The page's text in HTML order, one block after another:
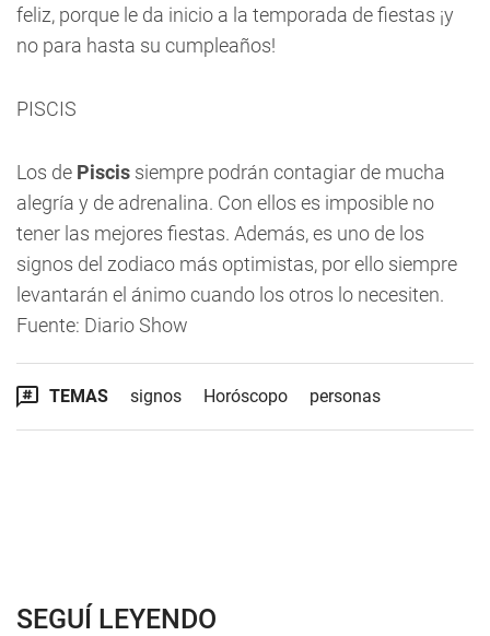
feliz, porque le da inicio a la temporada de fiestas ¡y
no para hasta su cumpleaños!
PISCIS
Los de Piscis siempre podrán contagiar de mucha
alegría y de adrenalina. Con ellos es imposible no
tener las mejores fiestas. Además, es uno de los
signos del zodiaco más optimistas, por ello siempre
levantarán el ánimo cuando los otros lo necesiten.
Fuente: Diario Show
TEMAS signos Horóscopo personas
SEGUÍ LEYENDO